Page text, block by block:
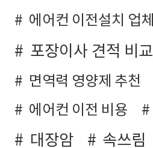
에어컨 이전설치 업체
포장이사 견적 비교
면역력 영양제 추천
에어컨 이전 비용
대장암 속쓰림